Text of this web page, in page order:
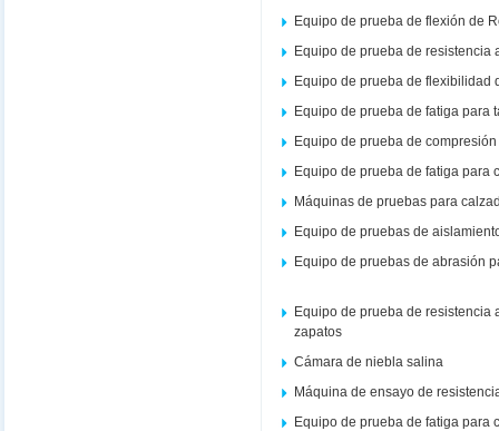
Equipo de prueba de flexión de
Equipo de prueba de resistencia
Equipo de prueba de flexibilidad
Equipo de prueba de fatiga para
Equipo de prueba de
Equipo de prueba de fatiga para
Máquinas de pruebas para
Equipo de pruebas de
Equipo de pruebas de abrasión
Equipo de prueba de resistencia
zapatos
Cámara de niebla salina
Máquina de ensayo de
Equipo de prueba de fatiga para